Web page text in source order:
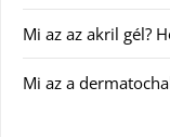
Mi az az akril gél?
Mi az a